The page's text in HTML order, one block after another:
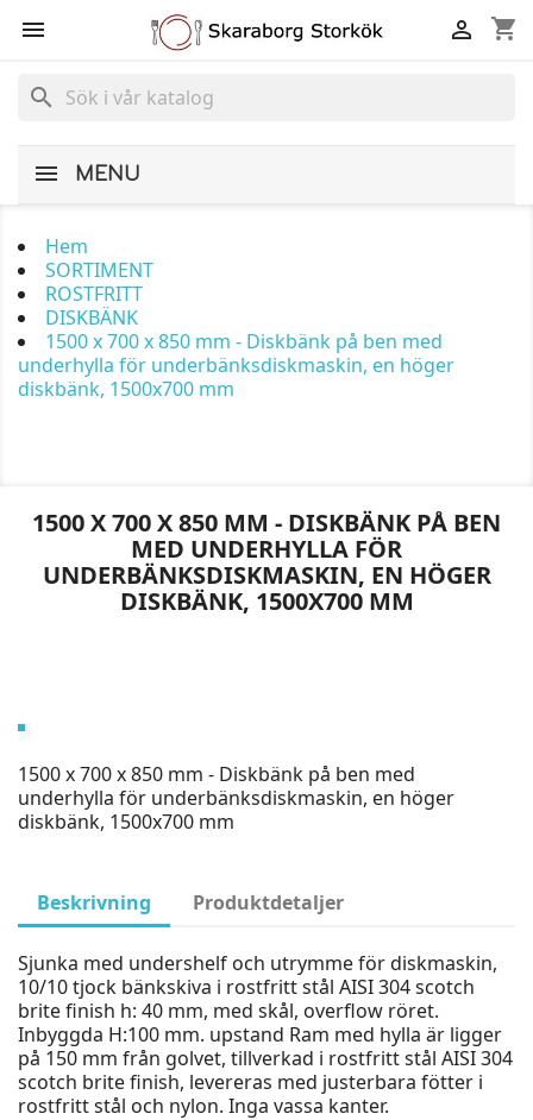
 shopping_cart

search
MENU
Hem
SORTIMENT
ROSTFRITT
DISKBÄNK
1500 x 700 x 850 mm - Diskbänk på ben med
underhylla för underbänksdiskmaskin, en höger
diskbänk, 1500x700 mm
1500 X 700 X 850 MM - DISKBÄNK PÅ BEN
MED UNDERHYLLA FÖR
UNDERBÄNKSDISKMASKIN, EN HÖGER
DISKBÄNK, 1500X700 MM
1500 x 700 x 850 mm - Diskbänk på ben med
underhylla för underbänksdiskmaskin, en höger
diskbänk, 1500x700 mm
Beskrivning Produktdetaljer
Sjunka med undershelf och utrymme för diskmaskin,
10/10 tjock bänkskiva i rostfritt stål AISI 304 scotch
brite finish h: 40 mm, med skål, overflow röret.
Inbyggda H:100 mm. upstand Ram med hylla är ligger
på 150 mm från golvet, tillverkad i rostfritt stål AISI 304
scotch brite finish, levereras med justerbara fötter i
rostfritt stål och nylon. Inga vassa kanter.